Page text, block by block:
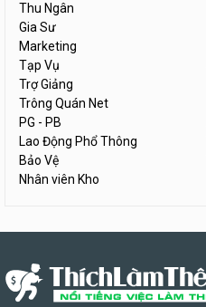
Thu Ngân
Gia Sư
Marketing
Tạp Vụ
Trợ Giảng
Trông Quán Net
PG - PB
Lao Động Phổ Thông
Bảo Vệ
Nhân viên Kho